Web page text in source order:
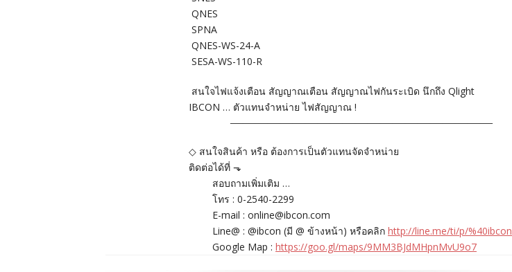
QNES
SPNA
QNES-WS-24-A
SESA-WS-110-R
สนใจไฟแจ้งเตือน สัญญาณเตือน สัญญาณไฟกันระเบิด นึกถึง Qlight
IBCON … ตัวแทนจำหน่าย ไฟสัญญาณ !
―――――――――――――――――――――
◇ สนใจสินค้า หรือ ต้องการเป็นตัวแทนจัดจำหน่าย
ติดต่อได้ที่ ⬎
สอบถามเพิ่มเติม …
โทร : 0-2540-2299
E-mail : online@ibcon.com
Line@ : @ibcon (มี @ ข้างหน้า) หรือคลิก http://line.me/ti/p/%40ibcon
Google Map : https://goo.gl/maps/9MM3BJdMHpnMvU9o7